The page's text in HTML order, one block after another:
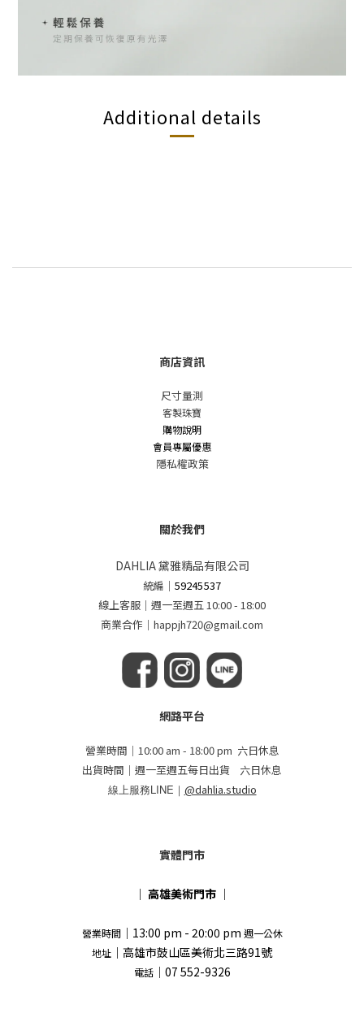
Additional details
商店資訊
尺寸量測
客製珠寶
購物說明
會員專屬優惠
隱私權政策
關於我們
DAHLIA 黛雅精品有限公司
統編 ｜59245537
線上客服｜週一至週五 10:00 - 18:00
商業合作｜happjh720@gmail.com
網路平台
營業時間｜10:00 am - 18:00 pm 六日休息
出貨時間｜週一至週五每日出貨 六日休息
線上服務LINE｜ @dahlia.studio
實體門市
｜ 高雄美術門市 ｜
營業時間｜13:00 pm - 20:00 pm 週一公休
地址 ｜高雄市鼓山區美術北三路91號
電話｜07 552-9326